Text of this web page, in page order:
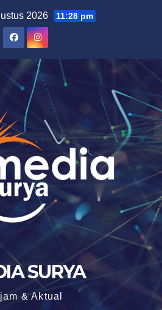
2026 11:28 pm
SURYA
& Aktual